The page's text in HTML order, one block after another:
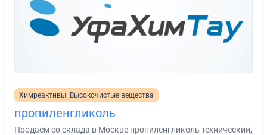
Химреактивы. Высокочистые вещества
пропиленгликоль
Продаём со склада в Москве пропиленгликоль технический,